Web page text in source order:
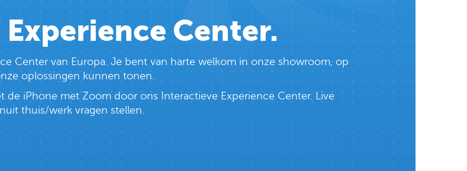
Center.
Center van Europa. Je bent van harte welkom in onze showroom, op
oplossingen kunnen tonen.
de iPhone met Zoom door ons Interactieve Experience Center. Live
thuis/werk vragen stellen.